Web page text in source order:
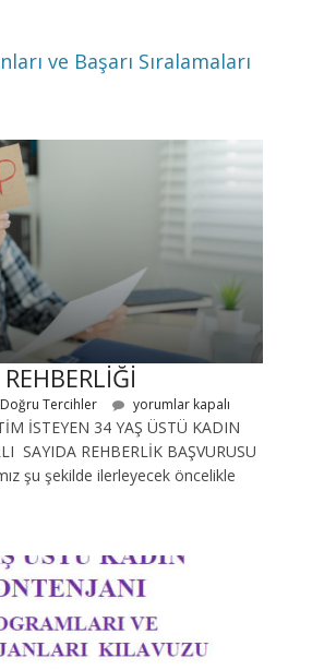
ve Başarı Sıralamaları
Doğru Tercihler yorumlar kapalı
İSTEYEN 34 YAŞ ÜSTÜ KADIN
SAYIDA REHBERLİK BAŞVURUSU
şu şekilde ilerleyecek öncelikle